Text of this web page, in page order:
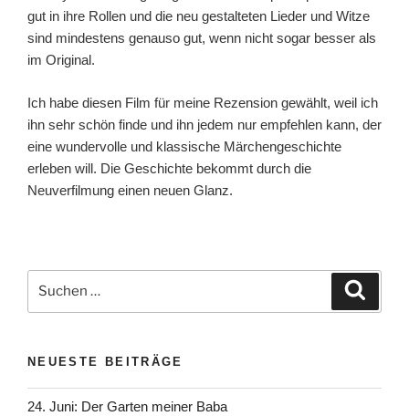
gut in ihre Rollen und die neu gestalteten Lieder und Witze
sind mindestens genauso gut, wenn nicht sogar besser als
im Original.
Ich habe diesen Film für meine Rezension gewählt, weil ich
ihn sehr schön finde und ihn jedem nur empfehlen kann, der
eine wundervolle und klassische Märchengeschichte
erleben will. Die Geschichte bekommt durch die
Neuverfilmung einen neuen Glanz.
nach:
NEUESTE BEITRÄGE
24. Juni: Der Garten meiner Baba